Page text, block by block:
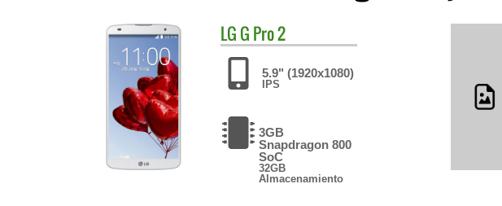
LG G Pro 2
5.9" (1920x1080)
IPS
3GB
Snapdragon 800
SoC
32GB
Almacenamiento